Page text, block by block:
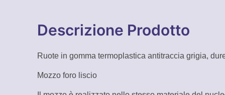
Descrizione Prodotto
Ruote in gomma termoplastica antitraccia grigia,
Mozzo foro liscio